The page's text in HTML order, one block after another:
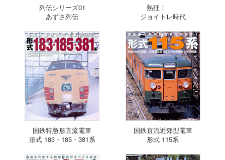
列伝シリーズ01
あずさ列伝
熱狂！
ジョイトレ時代
国鉄特急形直流電車
形式 183・185・381系
国鉄直流近郊型電車
形式 115系